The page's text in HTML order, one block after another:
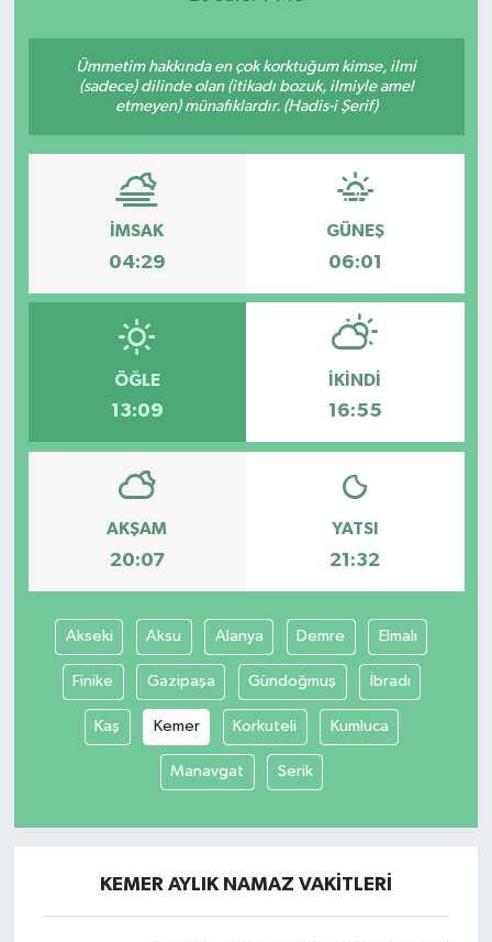
Ümmetim hakkında en çok korktuğum kimse, ilmi
(sadece) dilinde olan (itikadı bozuk, ilmiyle amel
etmeyen) münafıklardır. (Hadis-i Şerif)
İMSAK
04:29
GÜNEŞ
06:01
ÖĞLE
13:09
İKINDI
16:55
AKŞAM
20:07
YATSI
21:32
Akseki Aksu Alanya Demre Elmalı
Finike Gazipaşa Gündoğmuş İbradı
Kaş Kemer Korkuteli Kumluca
Manavgat Serik
KEMER AYLIK NAMAZ VAKITLERI